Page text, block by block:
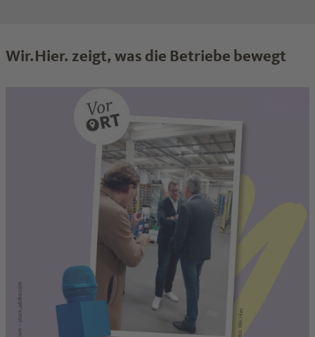
Wir.Hier. zeigt, was die Betriebe bewegt